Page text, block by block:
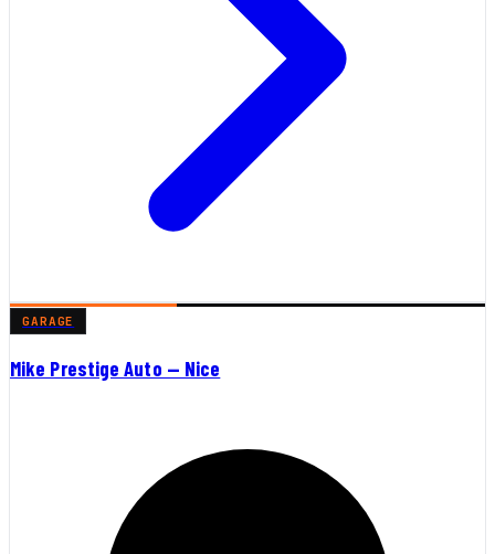
GARAGE
Mike Prestige Auto — Nice